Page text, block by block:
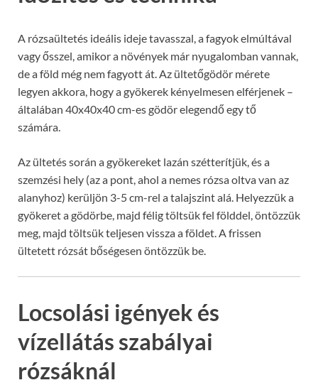
A rózsaültetés ideális ideje tavasszal, a fagyok elmúltával
vagy ősszel, amikor a növények már nyugalomban vannak,
de a föld még nem fagyott át. Az ültetőgödör mérete
legyen akkora, hogy a gyökerek kényelmesen elférjenek –
általában 40x40x40 cm-es gödör elegendő egy tő
számára.
Az ültetés során a gyökereket lazán szétterítjük, és a
szemzési hely (az a pont, ahol a nemes rózsa oltva van az
alanyhoz) kerüljön 3-5 cm-rel a talajszint alá. Helyezzük a
gyökeret a gödörbe, majd félig töltsük fel földdel, öntözzük
meg, majd töltsük teljesen vissza a földet. A frissen
ültetett rózsát bőségesen öntözzük be.
Locsolási igények és
vízellátás szabályai
rózsáknál